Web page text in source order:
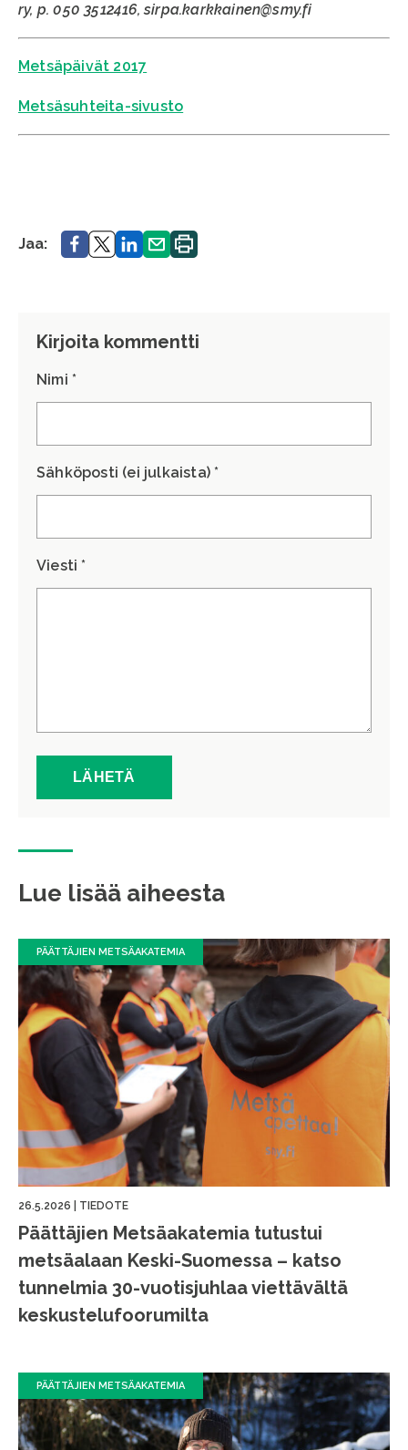
ry, p. 050 3512416, sirpa.karkkainen@smy.fi
Metsäpäivät 2017
Metsäsuhteita-sivusto
Jaa: Jaa. Jaa.Jaa. Jaa. Tulosta
sivu.
Kirjoita kommentti
Nimi *
Sähköposti (ei julkaista) *
Viesti *
Lue lisää aiheesta
PÄÄTTÄJIEN METSÄAKATEMIA
26.5.2026 TIEDOTE
Päättäjien Metsäakatemia tutustui
metsäalaan Keski-Suomessa – katso
tunnelmia 30-vuotisjuhlaa viettävältä
keskustelufoorumilta
PÄÄTTÄJIEN METSÄAKATEMIA